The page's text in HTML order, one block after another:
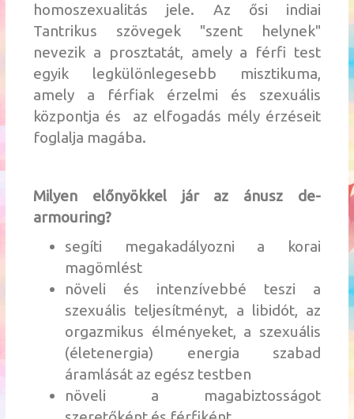
homoszexualitás jele. Az ősi indiai
Tantrikus szövegek "szent helynek"
nevezik a prosztatát, amely a férfi test
egyik legkülönlegesebb misztikuma,
amely a férfiak érzelmi és szexuális
központja és az elfogadás mély érzéseit
foglalja magába.
Milyen előnyökkel jár az ánusz de-
armouring?
segíti megakadályozni a korai
magömlést
növeli és intenzívebbé teszi a
szexuális teljesítményt, a libidót, az
orgazmikus élményeket, a szexuális
(életenergia) energia szabad
áramlását az egész testben
növeli a magabiztosságot